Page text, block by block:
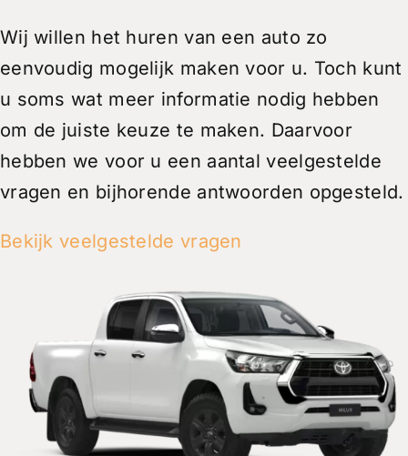
Wij willen het huren van een auto zo
eenvoudig mogelijk maken voor u. Toch kunt
u soms wat meer informatie nodig hebben
om de juiste keuze te maken. Daarvoor
hebben we voor u een aantal veelgestelde
vragen en bijhorende antwoorden opgesteld.
Bekijk veelgestelde vragen